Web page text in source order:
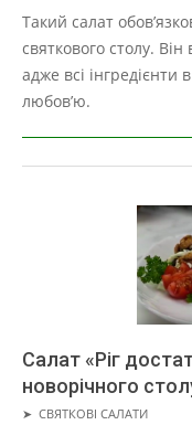
05-
16
Такий салат
святкового столу.
адже всі інгредієнти
любов’ю.
Салат «Ріг
новорічного
2019-
➤ СВЯТКОВІ САЛАТИ